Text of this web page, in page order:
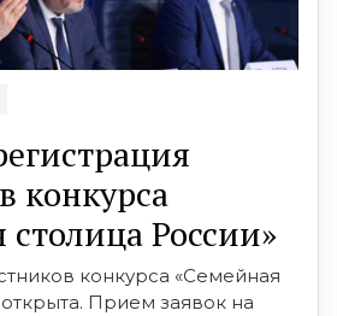
конкурса
России»
конкурса «Семейная
Прием заявок на